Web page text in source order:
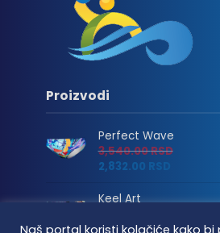
Proizvodi
Perfect Wave
3,540.00RSD
2,832.00 RSD
Keel Art
2,832.00RSD
Naš portal koristi kolačiće kako bi